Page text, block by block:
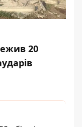
20